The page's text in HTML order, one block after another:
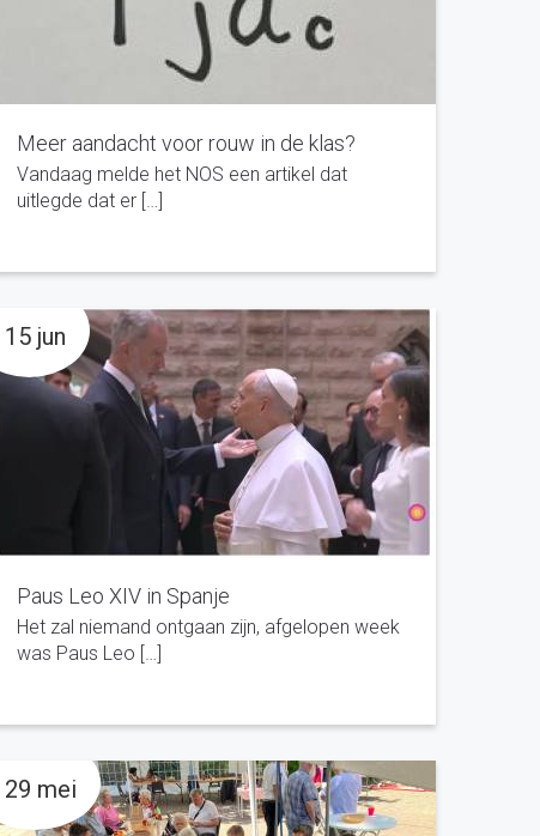
Meer aandacht voor rouw in de klas?
Vandaag melde het NOS een artikel dat
uitlegde dat er […]
Paus Leo XIV in Spanje
Het zal niemand ontgaan zijn, afgelopen week
was Paus Leo […]
15 jun
29 mei